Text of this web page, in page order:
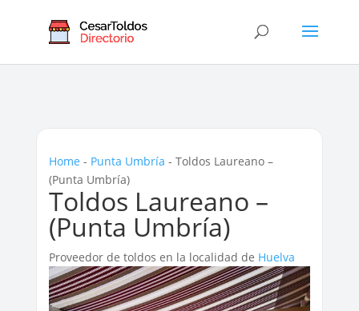
Home - Punta Umbría - Toldos Laureano –
(Punta Umbría)
Toldos Laureano –
(Punta Umbría)
Proveedor de toldos en la localidad de Huelva